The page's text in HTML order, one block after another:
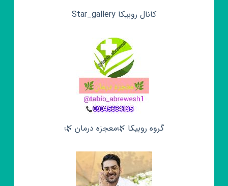
کانال روبیکا Star_gallery
گروه روبیکا 🌿معجزه درمان 🌿